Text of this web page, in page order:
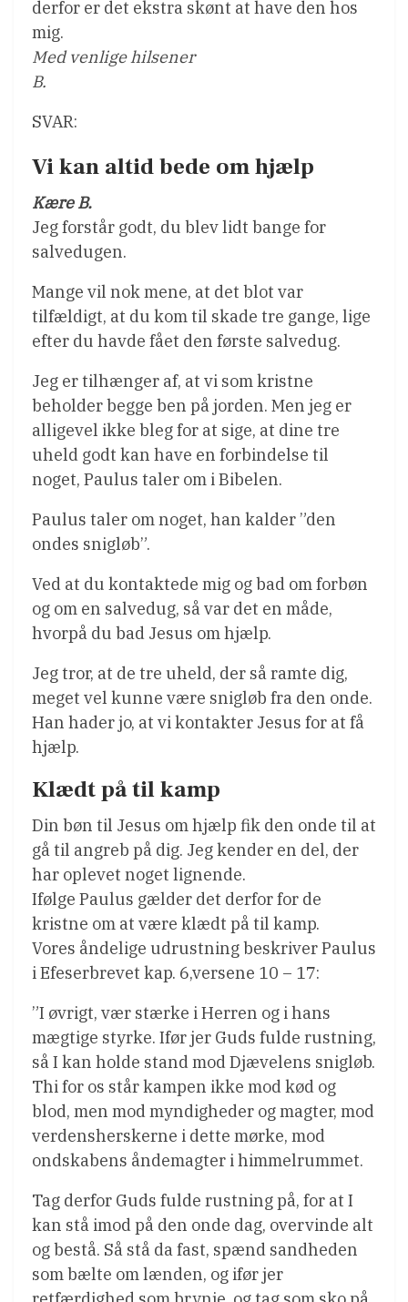
derfor er det ekstra skønt at have den hos
mig.
Med venlige hilsener
B.
SVAR:
Vi kan altid bede om hjælp
Kære B.
Jeg forstår godt, du blev lidt bange for
salvedugen.
Mange vil nok mene, at det blot var
tilfældigt, at du kom til skade tre gange, lige
efter du havde fået den første salvedug.
Jeg er tilhænger af, at vi som kristne
beholder begge ben på jorden. Men jeg er
alligevel ikke bleg for at sige, at dine tre
uheld godt kan have en forbindelse til
noget, Paulus taler om i Bibelen.
Paulus taler om noget, han kalder ”den
ondes snigløb”.
Ved at du kontaktede mig og bad om forbøn
og om en salvedug, så var det en måde,
hvorpå du bad Jesus om hjælp.
Jeg tror, at de tre uheld, der så ramte dig,
meget vel kunne være snigløb fra den onde.
Han hader jo, at vi kontakter Jesus for at få
hjælp.
Klædt på til kamp
Din bøn til Jesus om hjælp fik den onde til at
gå til angreb på dig. Jeg kender en del, der
har oplevet noget lignende.
Ifølge Paulus gælder det derfor for de
kristne om at være klædt på til kamp.
Vores åndelige udrustning beskriver Paulus
i Efeserbrevet kap. 6,versene 10 – 17:
”I øvrigt, vær stærke i Herren og i hans
mægtige styrke. Ifør jer Guds fulde rustning,
så I kan holde stand mod Djævelens snigløb.
Thi for os står kampen ikke mod kød og
blod, men mod myndigheder og magter, mod
verdensherskerne i dette mørke, mod
ondskabens åndemagter i himmelrummet.
Tag derfor Guds fulde rustning på, for at I
kan stå imod på den onde dag, overvinde alt
og bestå. Så stå da fast, spænd sandheden
som bælte om lænden, og ifør jer